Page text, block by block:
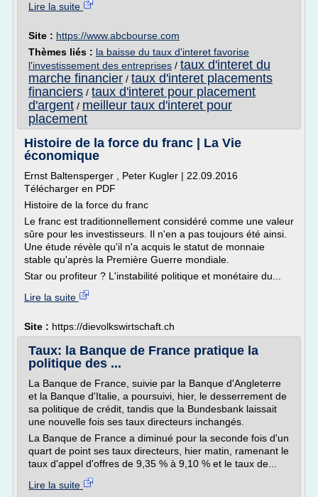
Lire la suite
Site : https://www.abcbourse.com
Thèmes liés : la baisse du taux d'interet favorise
l'investissement des entreprises / taux d'interet du
marche financier / taux d'interet placements
financiers / taux d'interet pour placement
d'argent / meilleur taux d'interet pour
placement
Histoire de la force du franc | La Vie
économique
Ernst Baltensperger , Peter Kugler | 22.09.2016
Télécharger en PDF
Histoire de la force du franc
Le franc est traditionnellement considéré comme une valeur
sûre pour les investisseurs. Il n'en a pas toujours été ainsi.
Une étude révèle qu'il n'a acquis le statut de monnaie
stable qu'après la Première Guerre mondiale.
Star ou profiteur ? L'instabilité politique et monétaire du...
Lire la suite
Site : https://dievolkswirtschaft.ch
Taux: la Banque de France pratique la
politique des ...
La Banque de France, suivie par la Banque d'Angleterre
et la Banque d'Italie, a poursuivi, hier, le desserrement de
sa politique de crédit, tandis que la Bundesbank laissait
une nouvelle fois ses taux directeurs inchangés.
La Banque de France a diminué pour la seconde fois d'un
quart de point ses taux directeurs, hier matin, ramenant le
taux d'appel d'offres de 9,35 % à 9,10 % et le taux de...
Lire la suite